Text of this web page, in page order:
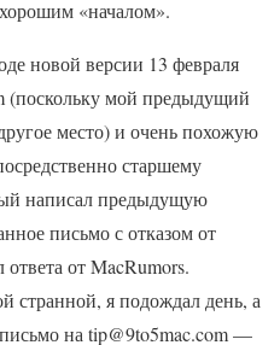
«началом».
новой версии 13 февраля
(поскольку мой предыдущий
место) и очень похожую
старшему
написал предыдущую
письмо с отказом от
от MacRumors.
странной, я подождал день, а
на tip@9to5mac.com —